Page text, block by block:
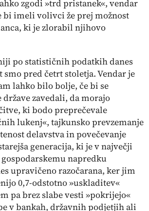
zgodi »trd pristanek«, vendar
bi imeli volivci že prej možnost
ki je zlorabil njihovo
po statističnih podatkih danes
pred četrt stoletja. Vendar je
lahko bilo bolje, če bi se
zavedali, da morajo
ki bodo preprečevale
lukenj«, tajkunsko prevzemanje
delavstva in povečevanje
generacija, ki je v največji
napredku
upravičeno razočarana, ker jim
0,7-odstotno »uskladitev«
pa brez slabe vesti »pokrijejo«
v bankah, državnih podjetjih ali